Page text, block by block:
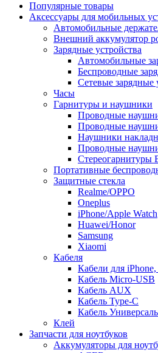
Популярные товары
Аксессуары для мобильных
Автомобильные
Внешний аккумулятор
Зарядные устройства
Автомобильные
Беспроводные
Сетевые зарядные
Часы
Гарнитуры и наушники
Проводные
Проводные
Наушники
Проводные
Стереогарнитуры
Портативные
Защитные стекла
Realme/OPPO
Oneplus
iPhone/Apple Watch
Huawei/Honor
Samsung
Xiaomi
Кабеля
Кабели для
Кабель Micro-USB
Кабель AUX
Кабель Type-C
Кабель
Клей
Запчасти для ноутбуков
Аккумуляторы для